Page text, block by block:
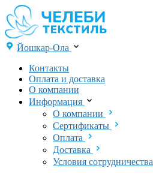
Йошкар-Ола
Контакты
Оплата и доставка
О компании
Информация
О компании
Сертификаты
Оплата
Доставка
Условия сотрудничества